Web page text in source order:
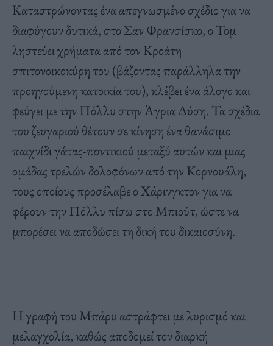
Καταστρώνοντας ένα απεγνωσμένο σχέδιο για να
διαφύγουν δυτικά, στο Σαν Φρανσίσκο, ο Τομ
ληστεύει χρήματα από τον Κροάτη
σπιτονοικοκύρη του (βάζοντας παράλληλα την
προηγούμενη κατοικία του), κλέβει ένα άλογο και
φεύγει με την Πόλλυ στην Άγρια ​​Δύση. Τα σχέδια
του ζευγαριού θέτουν σε κίνηση ένα θανάσιμο
παιχνίδι γάτας-ποντικιού μεταξύ αυτών και μιας
ομάδας τρελών δολοφόνων από την Κορνουάλη,
τους οποίους προσέλαβε ο Χάρινγκτον για να
φέρουν την Πόλλυ πίσω στο Μπιούτ, ώστε να
μπορέσει να αποδώσει τη δική του δικαιοσύνη.
Η γραφή του Μπάρυ αστράφτει με λυρισμό και
μελαγχολία, καθώς αποδομεί τον διαρκή